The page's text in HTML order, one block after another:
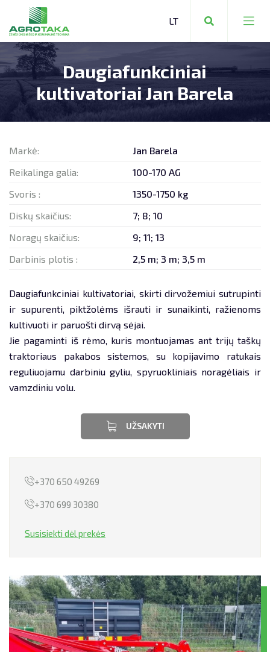
ŽEMĖS ŪKIO TECHNIKA
KOMUNALINĖ TECHNIKA
SANDĖLIAVIMO TECHNIKA
ATSARGINĖS DALYS:
VIEVIS +370 699 68813
PERVEŽIMAI
TECHNIKOS NUOMA
NEKILNOJAMOJO TURTO NUOMA
Daugiafunkciniai
kultivatoriai Jan Barela
Markė:
Jan Barela
Reikalinga galia:
100-170 AG
Svoris :
1350-1750 kg
Diskų skaičius:
7; 8; 10
Noragų skaičius:
9; 11; 13
Darbinis plotis :
2,5 m; 3 m; 3,5 m
Daugiafunkciniai kultivatoriai, skirti dirvožemiui sutrupinti
ir supurenti, piktžolėms išrauti ir sunaikinti, ražienoms
kultivuoti ir paruošti dirvą sėjai.
Jie pagaminti iš rėmo, kuris montuojamas ant trijų taškų
traktoriaus pakabos sistemos, su kopijavimo ratukais
reguliuojamu darbiniu gyliu, spyruokliniais noragėliais ir
vamzdiniu volu.
UŽSAKYTI
+370 650 49269
+370 699 30380
Susisiekti dėl prekės